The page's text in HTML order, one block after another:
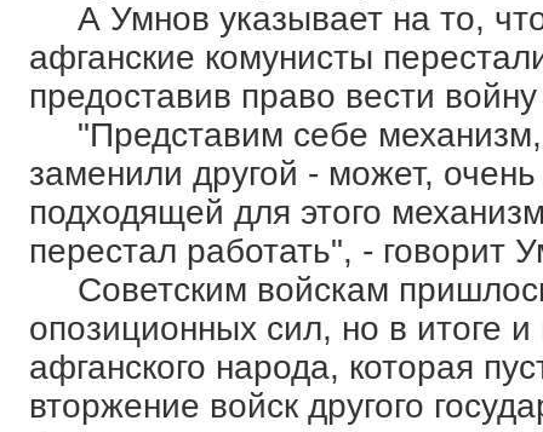
А Умнов указывает на то,
афганские комунисты
предоставив право вести
"Представим себе механизм,
заменили другой - может,
подходящей для этого
перестал работать", - говорит
Советским войскам
опозиционных сил, но в итоге
афганского народа, которая
вторжение войск другого